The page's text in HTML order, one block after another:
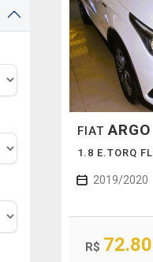
FIATARGO
1.8 E.TORQ
2019/2020
R$